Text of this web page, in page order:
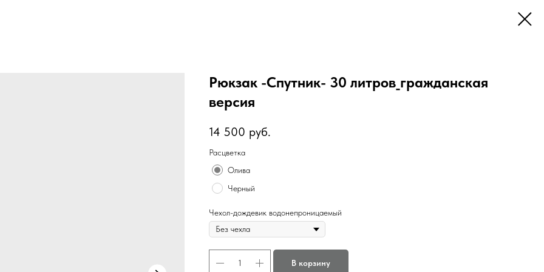
Рюкзак -Спутник- 30 литров_гражданская
версия
14 500 руб.
Расцветка
Олива
Черный
Чехол-дождевик водонепроницаемый
В корзину